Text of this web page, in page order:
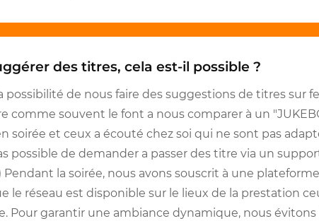
des titres, cela est-il possible ?
possibilité de nous faire des suggestions de titres sur
comme souvent le font a nous comparer à un
soirée et ceux a écouté chez soi qui ne sont pas
possible de demander a passer des titre via un
la soirée, nous avons souscrit à une
le réseau est disponible sur le lieux de la prestation
Pour garantir une ambiance dynamique, nous évitons